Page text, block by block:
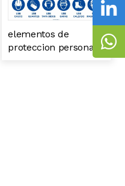
elementos de
proteccion personal